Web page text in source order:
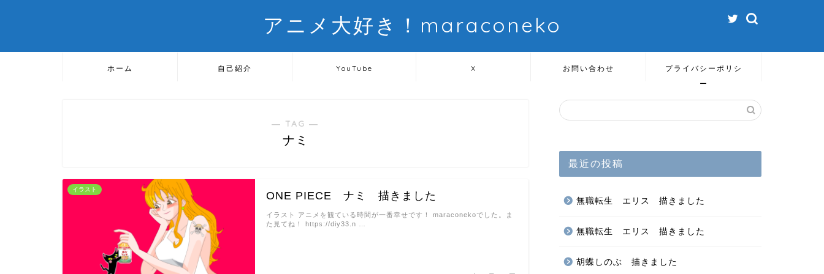
アニメ大好き！maraconeko
ホーム 自己紹介 YouTube X お問い合わせ
プライバシーポリシ
ー
― TAG ―
ナミ
イラスト
ONE PIECE ナミ 描きました
イラスト アニメを観ている時間が一番幸せです！ maraconekoでした。ま
た見てね！ https://diy33.n …
最近の投稿
無職転生 エリス 描きました
無職転生 エリス 描きました
胡蝶しのぶ 描きました